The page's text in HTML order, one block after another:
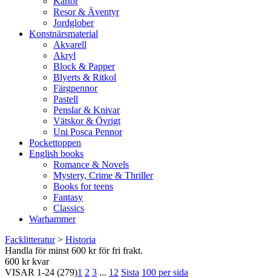
Resor & Äventyr
Jordglober
Konstnärsmaterial
Akvarell
Akryl
Block & Papper
Blyerts & Ritkol
Färgpennor
Pastell
Penslar & Knivar
Vätskor & Övrigt
Uni Posca Pennor
Pockettoppen
English books
Romance & Novels
Mystery, Crime & Thriller
Books for teens
Fantasy
Classics
Warhammer
Facklitteratur> Historia
Handla för minst 600 kr för fri frakt.
600 kr kvar
VISAR 1-24 (279)1 2 3 ... 12 Sista 100 per sida